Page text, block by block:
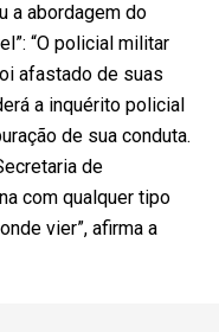
a abordagem do
“O policial militar
afastado de suas
a inquérito policial
de sua conduta.
de
com qualquer tipo
vier”, afirma a